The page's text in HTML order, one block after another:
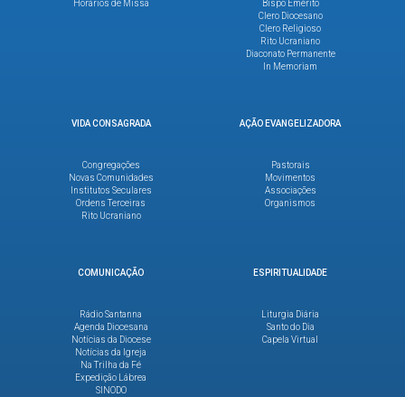
Horários de Missa
Bispo Emérito
Clero Diocesano
Clero Religioso
Rito Ucraniano
Diaconato Permanente
In Memoriam
VIDA CONSAGRADA
Congregações
Novas Comunidades
Institutos Seculares
Ordens Terceiras
Rito Ucraniano
AÇÃO EVANGELIZADORA
Pastorais
Movimentos
Associações
Organismos
COMUNICAÇÃO
Rádio Santanna
Agenda Diocesana
Notícias da Diocese
Notícias da Igreja
Na Trilha da Fé
Expedição Lábrea
SINODO
ESPIRITUALIDADE
Liturgia Diária
Santo do Dia
Capela Virtual